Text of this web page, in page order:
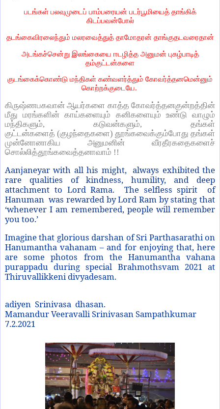
படங்கள் பலவுமுடைப் பாம்பரையன் படர்பூமியைத் தாங்கிக்
கிடப்பவன்போல்
தடங்கைவிரலைந்தும் மலரவைத்துத் தாமோதரன் தாங்குதடவரைதான்
அடங்கச்சென்று இலங்கையை ஈடழித்த அனுமன் புகழ்பாடித்
தம்குட்டன்களை
குடங்கைக்கொண்டு மந்திகள் கண்வளர்த்தும் கோவர்த்தனமென்னும்
கொற்றக்குடையே.
கிருஷ்ணபகவான் ஆயர்களை காத்த கோவர்த்தனகுன்றத்தின்
மீது மரங்களின் காய்களையும் கனிகளையும் உண்டு வாழும்
மந்திகளும், கடுவன்களும், தங்கள்
குட்டன்களைத் (குழந்தைகளை) தூங்கவைக்கும்போது தங்கள்
முன்னோனாகிய அனுமனின் வீரதீரகதைகளைச்
சொல்லித்தூங்கவைத்தனாவாம் !!
Aanjaneyar with all his might, always exhibited the
rare qualities of kindness, humility, and deep
attachment to Lord Rama. The selfless spirit of
Hanuman was rewarded by Lord Ram by stating that
‘whenever I am remembered, people will remember
you too.’
Imagine that glorious darshan of Sri Parthasarathi on
Hanumantha vahanam – and for enjoying that, here
are some photos from the Hanumantha vahana
purappadu during special Brahmothsvam 2021 at
Thiruvallikkeni divyadesam.
adiyen Srinivasa dhasan.
Mamandur Veeravalli Srinivasan Sampathkumar
7.2.2021